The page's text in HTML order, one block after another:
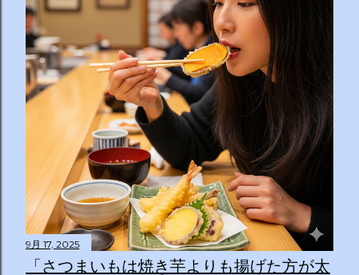
9月 17, 2025
「さつまいもは焼き芋よりも揚げた方が太